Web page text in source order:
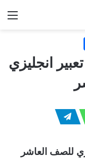
انجليزي
للصف العاشر